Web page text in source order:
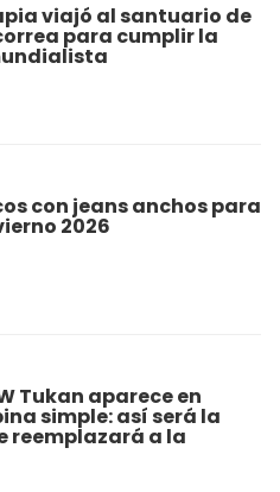
viajó al santuario de
para cumplir la
con jeans anchos para
2026
Tukan aparece en
simple: así será la
reemplazará a la